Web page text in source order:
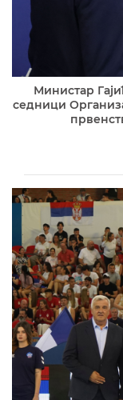
Министар
седници